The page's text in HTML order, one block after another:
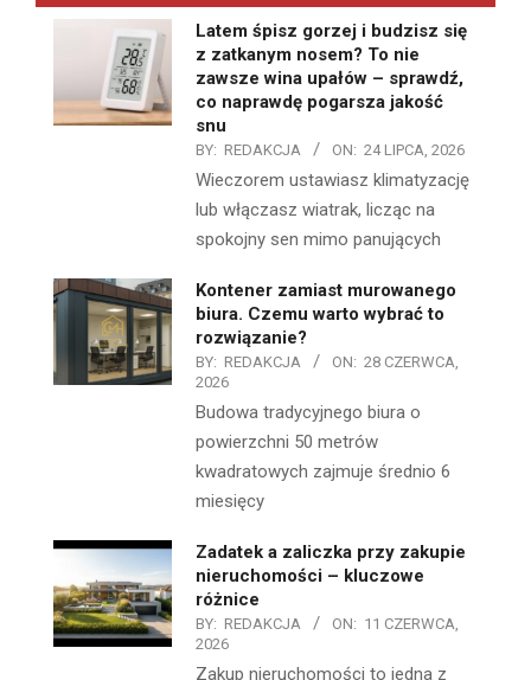
Latem śpisz gorzej i budzisz się
z zatkanym nosem? To nie
zawsze wina upałów – sprawdź,
co naprawdę pogarsza jakość
snu
BY: REDAKCJA ON: 24 LIPCA, 2026
Wieczorem ustawiasz klimatyzację
lub włączasz wiatrak, licząc na
spokojny sen mimo panujących
Kontener zamiast murowanego
biura. Czemu warto wybrać to
rozwiązanie?
BY: REDAKCJA ON: 28 CZERWCA,
2026
Budowa tradycyjnego biura o
powierzchni 50 metrów
kwadratowych zajmuje średnio 6
miesięcy
Zadatek a zaliczka przy zakupie
nieruchomości – kluczowe
różnice
BY: REDAKCJA ON: 11 CZERWCA,
2026
Zakup nieruchomości to jedna z